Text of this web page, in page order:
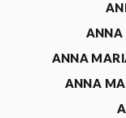
ANNA
ANNA
ANNA